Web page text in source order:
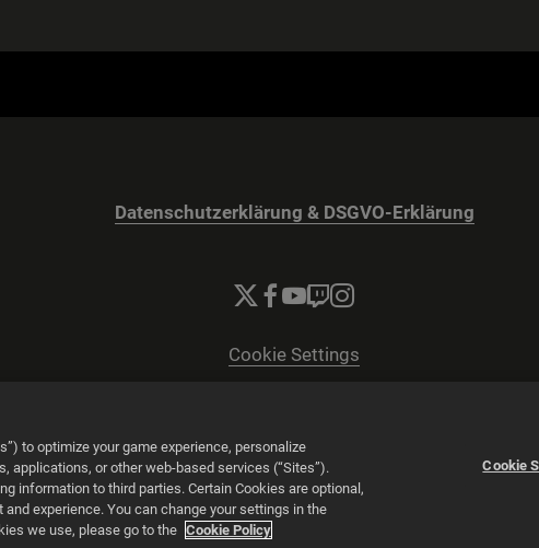
Datenschutzerklärung & DSGVO-Erklärung
Cookie Settings
Powered byOnclusive PR Manager™
better.
to optimize your game experience, personalize
applications, or other web-based services (“Sites”).
information to third parties. Certain Cookies are optional,
experience. You can change your settings in the
we use, please go to the Cookie Policy
Cookie